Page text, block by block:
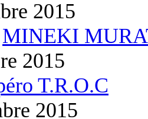
2015
MINEKI
2015
T.R.O.C
2015